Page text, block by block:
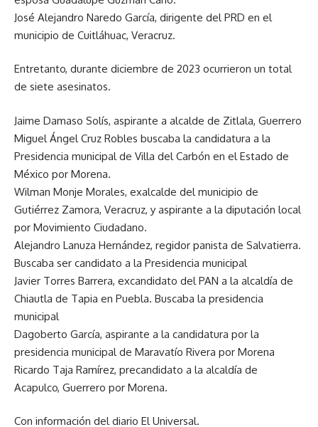
José Alejandro Naredo García, dirigente del PRD en el
municipio de Cuitláhuac, Veracruz.
Entretanto, durante diciembre de 2023 ocurrieron un total
de siete asesinatos.
Jaime Damaso Solís, aspirante a alcalde de Zitlala, Guerrero
Miguel Ángel Cruz Robles buscaba la candidatura a la
Presidencia municipal de Villa del Carbón en el Estado de
México por Morena.
Wilman Monje Morales, exalcalde del municipio de
Gutiérrez Zamora, Veracruz, y aspirante a la diputación local
por Movimiento Ciudadano.
Alejandro Lanuza Hernández, regidor panista de Salvatierra.
Buscaba ser candidato a la Presidencia municipal
Javier Torres Barrera, excandidato del PAN a la alcaldía de
Chiautla de Tapia en Puebla. Buscaba la presidencia
municipal
Dagoberto García, aspirante a la candidatura por la
presidencia municipal de Maravatío Rivera por Morena
Ricardo Taja Ramírez, precandidato a la alcaldía de
Acapulco, Guerrero por Morena.
Con información del diario El Universal.